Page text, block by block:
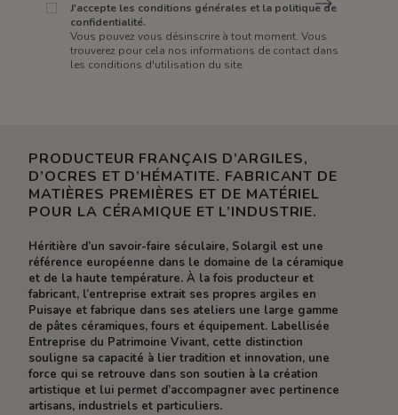
J'accepte les conditions générales et la politique de
confidentialité.
Vous pouvez vous désinscrire à tout moment. Vous
trouverez pour cela nos informations de contact dans
les conditions d'utilisation du site.
PRODUCTEUR FRANÇAIS D’ARGILES,
D’OCRES ET D’HÉMATITE. FABRICANT DE
MATIÈRES PREMIÈRES ET DE MATÉRIEL
POUR LA CÉRAMIQUE ET L’INDUSTRIE.
Héritière d’un savoir-faire séculaire, Solargil est une
référence européenne dans le domaine de la céramique
et de la haute température. À la fois producteur et
fabricant, l’entreprise extrait ses propres argiles en
Puisaye et fabrique dans ses ateliers une large gamme
de pâtes céramiques, fours et équipement. Labellisée
Entreprise du Patrimoine Vivant, cette distinction
souligne sa capacité à lier tradition et innovation, une
force qui se retrouve dans son soutien à la création
artistique et lui permet d’accompagner avec pertinence
artisans, industriels et particuliers.